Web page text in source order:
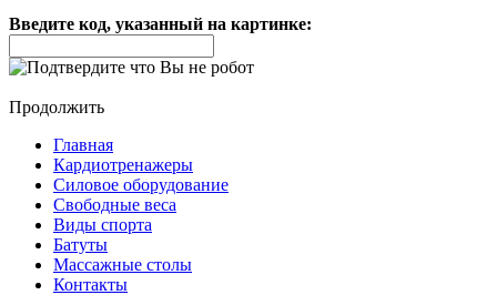
Введите код, указанный на картинке:
Продолжить
Главная
Кардиотренажеры
Силовое оборудование
Свободные веса
Виды спорта
Батуты
Массажные столы
Контакты